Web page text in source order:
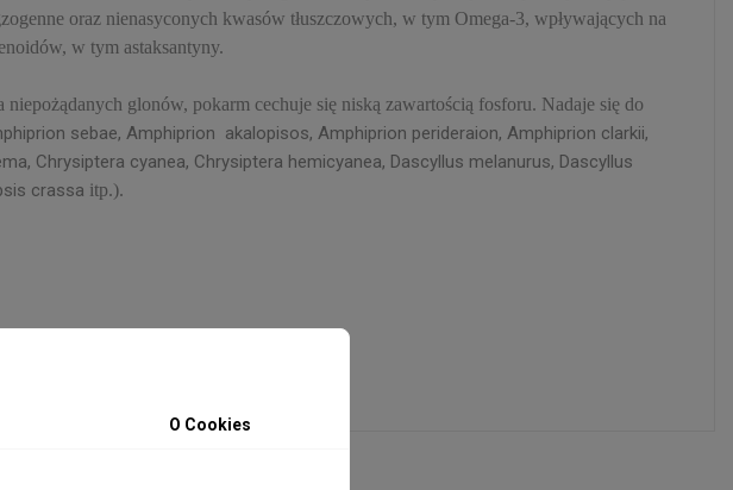
oraz nienasyconych kwasów tłuszczowych, w tym Omega-3, wpływających na
w tym astaksantyny.
glonów, pokarm cechuje się niską zawartością fosforu. Nadaje się do
sebae, Amphiprion akalopisos, Amphiprion perideraion, Amphiprion clarkii,
Chrysiptera cyanea, Chrysiptera hemicyanea, Dascyllus melanurus, Dascyllus
crassa itp.).
O Cookies